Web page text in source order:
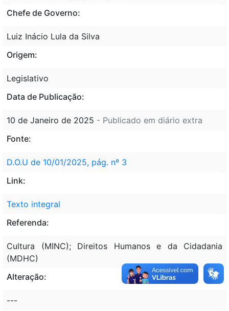
Chefe de Governo:
Luiz Inácio Lula da Silva
Origem:
Legislativo
Data de Publicação:
10 de Janeiro de 2025 - Publicado em diário extra
Fonte:
D.O.U de 10/01/2025, pág. nº 3
Link:
Texto integral
Referenda:
Cultura (MINC); Direitos Humanos e da Cidadania
(MDHC)
Alteração:
---